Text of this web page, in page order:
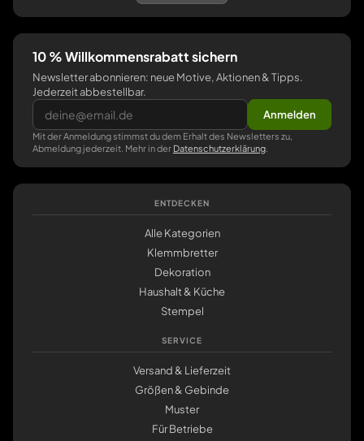
10 % Willkommensrabatt sichern
Newsletter abonnieren: neue Motive, Aktionen & Tipps.
Jederzeit abbestellbar.
Anmelden
Mit der Anmeldung stimmst du dem Erhalt des Newsletters zu,
Abmeldung jederzeit. Mehr in der Datenschutzerklärung
ENTDECKEN
Alle Kategorien
Klemmbretter
Dekoration
Haushalt & Küche
Stempel
SERVICE
Versand & Lieferzeit
Größen & Gebinde
Muster
Für Betriebe